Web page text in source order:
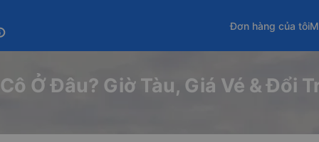
Đơn hàng của tôi
Ở Đâu? Giờ Tàu, Giá Vé & Đổi